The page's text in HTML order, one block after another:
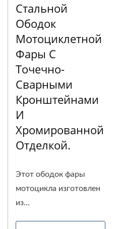
Стальной
Ободок
Мотоциклетной
Фары С
Точечно-
Сварными
Кронштейнами
И
Хромированной
Отделкой.
Этот ободок фары
мотоцикла изготовлен
из